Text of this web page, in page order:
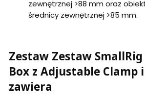
zewnętrznej >88 mm oraz
średnicy zewnętrznej >85 mm.
Zestaw Zestaw
Box z Adjustable Clamp
zawiera